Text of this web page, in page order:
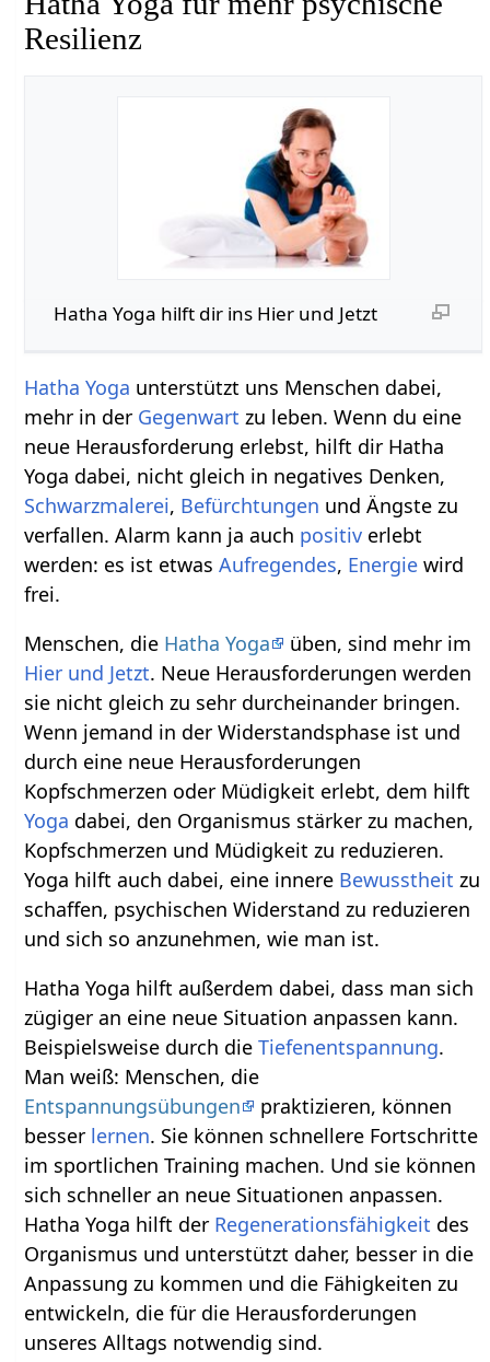
Resilienz
Hatha Yoga hilft dir ins Hier und Jetzt
Hatha Yoga unterstützt uns Menschen dabei,
mehr in der Gegenwart zu leben. Wenn du eine
neue Herausforderung erlebst, hilft dir Hatha
Yoga dabei, nicht gleich in negatives Denken,
Schwarzmalerei, Befürchtungen und Ängste zu
verfallen. Alarm kann ja auch positiv erlebt
werden: es ist etwasAufregendes, Energie wird
frei.
Menschen, die Hatha Yoga
üben, sind mehr im
Hier und Jetzt. Neue Herausforderungen werden
sie nicht gleich zu sehr durcheinander bringen.
Wenn jemand in der Widerstandsphase ist und
durch eine neue Herausforderungen
Kopfschmerzen oder Müdigkeit erlebt, dem hilft
Yoga dabei, den Organismus stärker zu machen,
Kopfschmerzen und Müdigkeit zu reduzieren.
Yoga hilft auch dabei, eine innere Bewusstheit zu
schaffen, psychischen Widerstand zu reduzieren
und sich so anzunehmen, wie man ist.
Hatha Yoga hilft außerdem dabei, dass man sich
zügiger an eine neue Situation anpassen kann.
Beispielsweise durch dieTiefenentspannung.
Man weiß: Menschen, die
Entspannungsübungen
praktizieren, können
besser lernen. Sie können schnellere Fortschritte
im sportlichen Training machen. Und sie können
sich schneller an neue Situationen anpassen.
Hatha Yoga hilft der Regenerationsfähigkeit des
Organismus und unterstützt daher, besser in die
Anpassung zu kommen und die Fähigkeiten zu
entwickeln, die für die Herausforderungen
unseres Alltags notwendig sind.